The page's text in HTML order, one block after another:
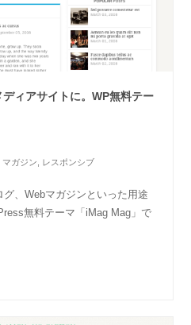
ィアサイトに。WP無料テー
マガジン レスポンシブ
、Webマガジンといった用途
無料テーマ「iMag Mag」で